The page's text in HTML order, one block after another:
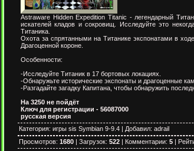
Astraware Hidden Expedition Titanic - легендарный
искателей кладов и сокровищ. Исследуйте это
Титаника.
Охота за спрятанными на Титанике экспонатами в
Драгоценной короне.
Особенности:
-Исследуйте Титаник в 17 бортовых локациях.
-Обнаружьте исторические экспонаты и драгоценные
-Разгадайте загадку Капитана, чтобы обнаружить
На 3250 не пойдёт
Ключ для регистрации - 56087000
русская версия
Категория: игры sis Symbian 9-9.4 | Добавил: adrail
Просмотров: 1680 | Загрузок: 522 | Комментарии: 5 |